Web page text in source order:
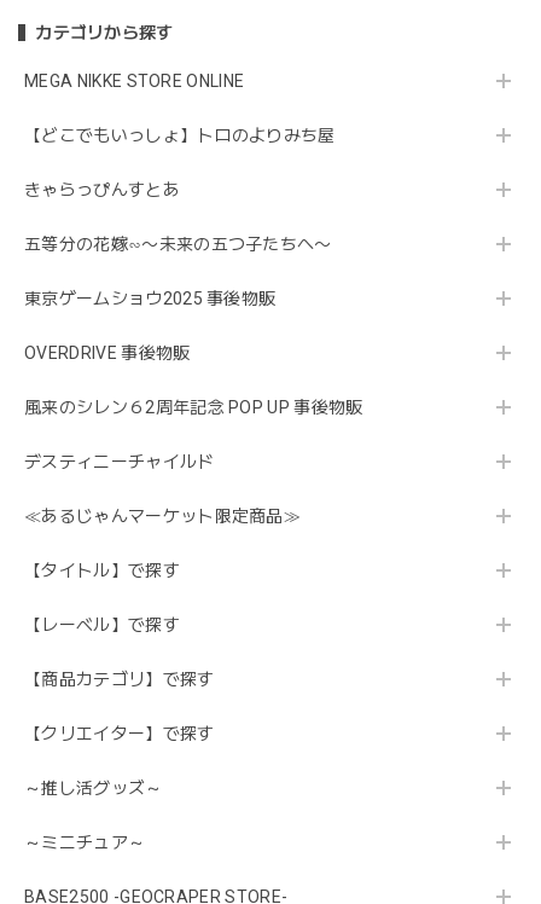
カテゴリから探す
MEGA NIKKE STORE ONLINE
【どこでもいっしょ】トロのよりみち屋
きゃらっぴんすとあ
五等分の花嫁∽〜未来の五つ子たちへ〜
東京ゲームショウ2025 事後物販
OVERDRIVE 事後物販
風来のシレン６2周年記念 POP UP 事後物販
デスティニーチャイルド
≪あるじゃんマーケット限定商品≫
【タイトル】で探す
【レーベル】で探す
【商品カテゴリ】で探す
【クリエイター】で探す
～推し活グッズ～
～ミニチュア～
BASE2500 -GEOCRAPER STORE-